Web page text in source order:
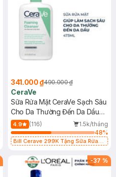
341.000 ₫490.000 ₫
CeraVe
Sữa Rửa Mặt CeraVe Sạch Sâu
Cho Da Thường Đến Da Dầu
473ml
4.9 (116)
1.5k/tháng
48%
Bill Cerave 299K Tặng Sữa Rửa
-37 %